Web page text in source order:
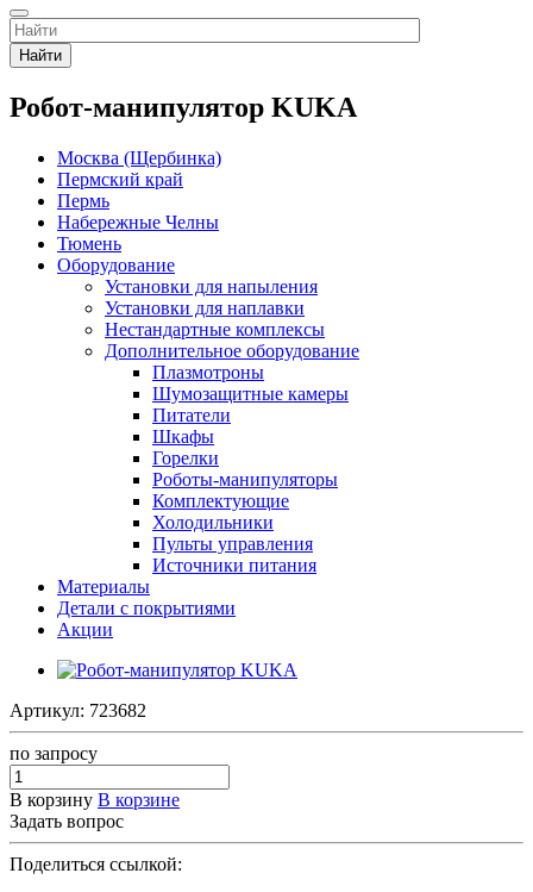
Найти
Робот-манипулятор KUKA
Москва (Щербинка)
Пермский край
Пермь
Набережные Челны
Тюмень
Оборудование
Установки для напыления
Установки для наплавки
Нестандартные комплексы
Дополнительное оборудование
Плазмотроны
Шумозащитные камеры
Питатели
Шкафы
Горелки
Роботы-манипуляторы
Комплектующие
Холодильники
Пульты управления
Источники питания
Материалы
Детали с покрытиями
Акции
Артикул: 723682
по запросу
В корзину В корзине
Задать вопрос
Поделиться ссылкой: